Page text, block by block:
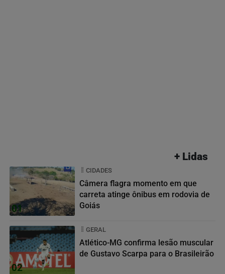
+ Lidas
01
CIDADES
Câmera flagra momento em que
carreta atinge ônibus em rodovia de
Goiás
02
GERAL
Atlético-MG confirma lesão muscular
de Gustavo Scarpa para o Brasileirão